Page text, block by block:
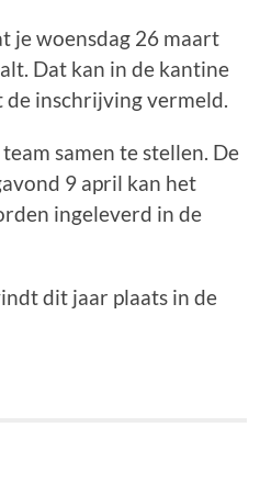
je woensdag 26 maart
Dat kan in de kantine
inschrijving vermeld.
samen te stellen. De
9 april kan het
ingeleverd in de
dit jaar plaats in de